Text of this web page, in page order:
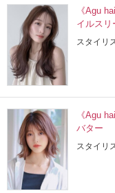
《Agu
イルスリ
スタイリ
《Agu
バター
スタイリ